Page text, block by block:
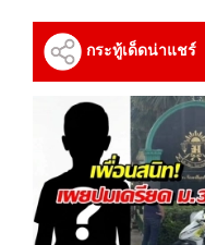
กระทู้เด็ดน่าแชร์